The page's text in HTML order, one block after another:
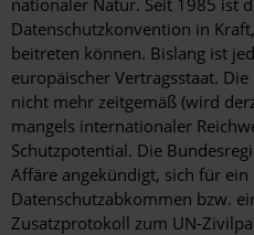
Datenschutzkonvention in
beitreten können. Bislang ist
europäischer Vertragsstaat.
nicht mehr zeitgemäß (wird
mangels internationaler
Schutzpotential. Die
Affäre angekündigt, sich für
Datenschutzabkommen bzw.
Zusatzprotokoll zum UN-